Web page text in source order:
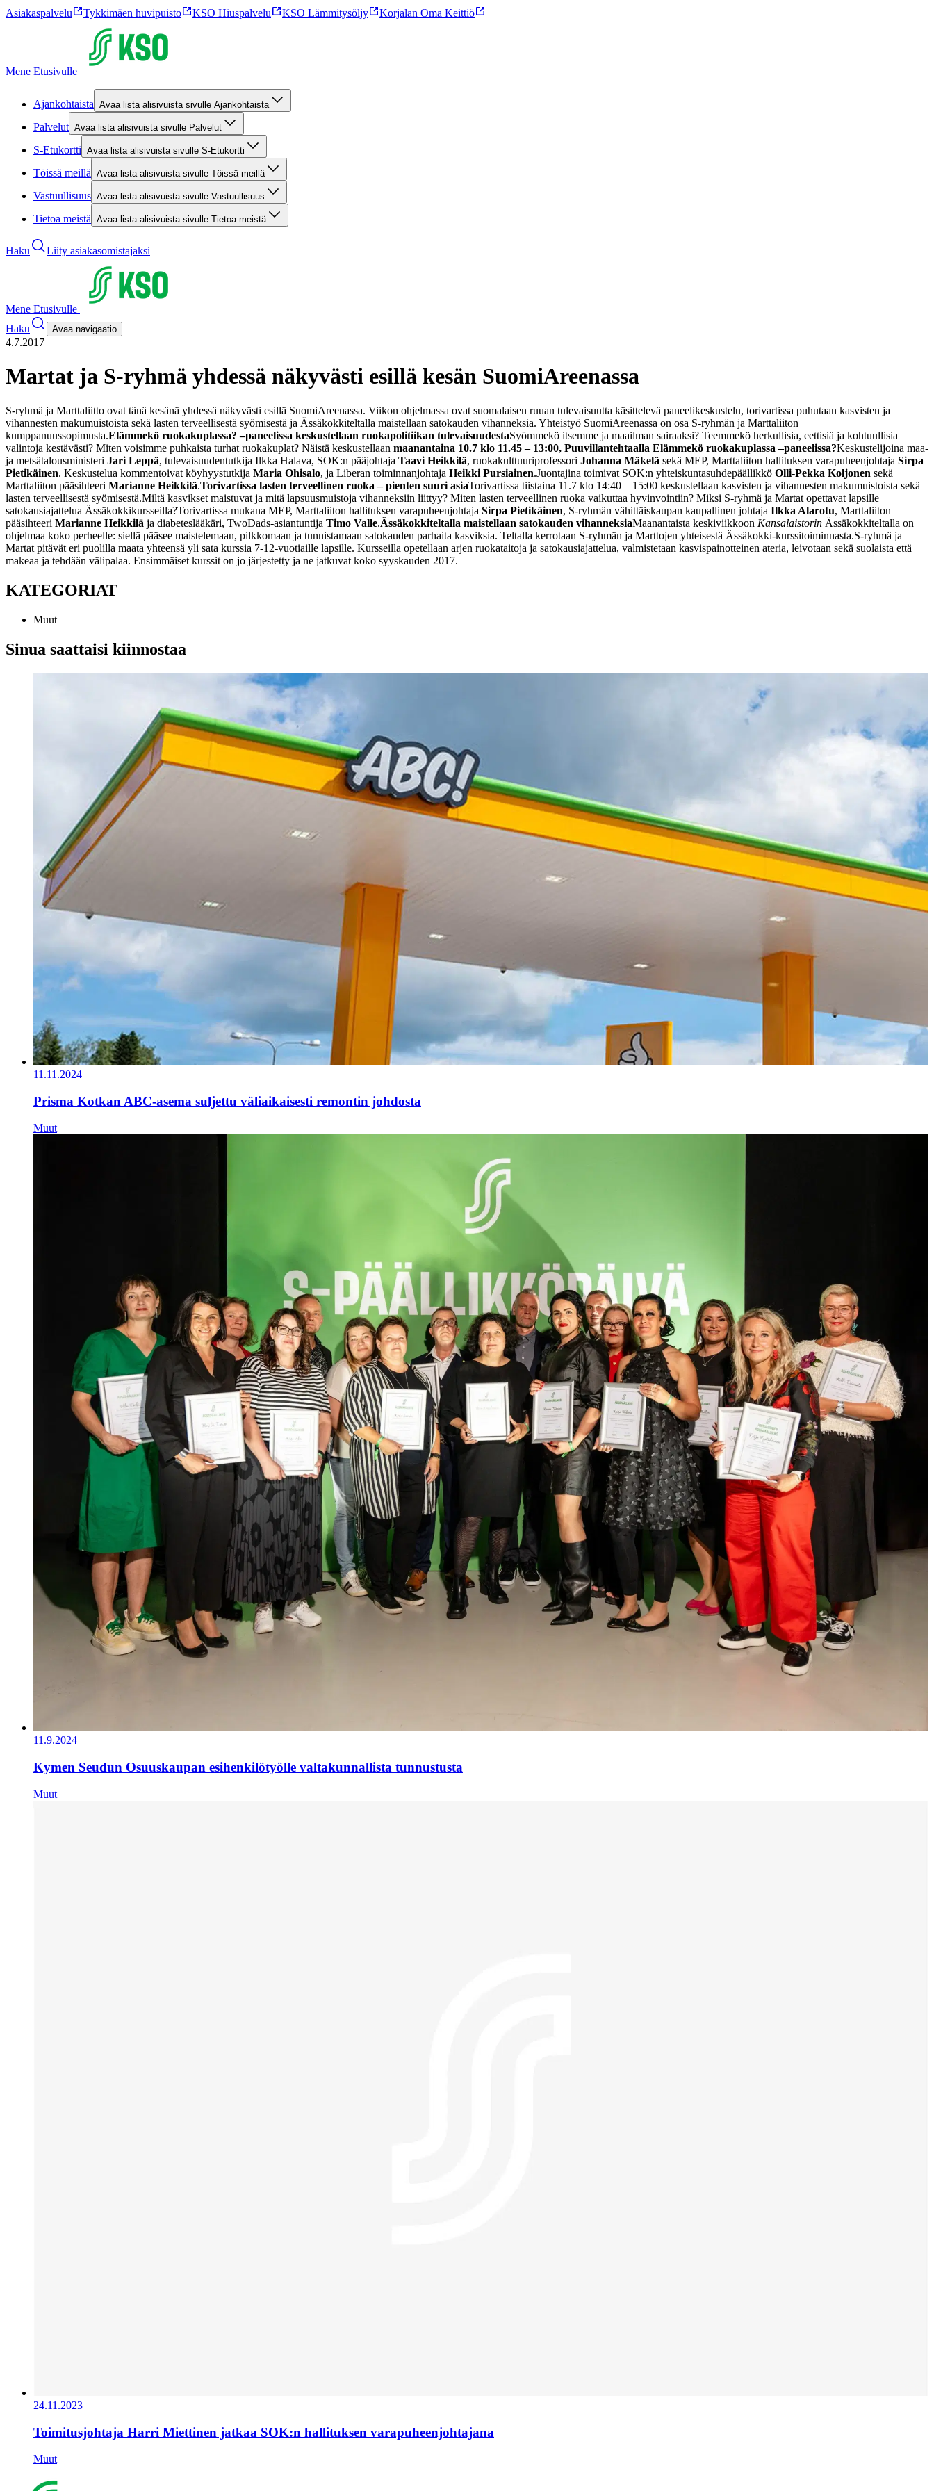
Asiakaspalvelu Tykkimäen huvipuisto KSO Hiuspalvelu KSO Lämmitysöljy Korjalan Oma Keittiö
Mene Etusivulle
Ajankohtaista Avaa lista alisivuista sivulle Ajankohtaista
Palvelut Avaa lista alisivuista sivulle Palvelut
S-Etukortti Avaa lista alisivuista sivulle S-Etukortti
Töissä meillä Avaa lista alisivuista sivulle Töissä meillä
Vastuullisuus Avaa lista alisivuista sivulle Vastuullisuus
Tietoa meistä Avaa lista alisivuista sivulle Tietoa meistä
Haku Liity asiakasomistajaksi
Mene Etusivulle
Haku
Avaa navigaatio
4.7.2017
Martat ja S-ryhmä yhdessä näkyvästi esillä kesän SuomiAreenassa
S-ryhmä ja Marttaliitto ovat tänä kesänä yhdessä näkyvästi esillä SuomiAreenassa. Viikon ohjelmassa ovat suomalaisen ruuan tulevaisuutta käsittelevä paneelikeskustelu, torivartissa puhutaan kasvisten ja
vihannesten makumuistoista sekä lasten terveellisestä syömisestä ja Ässäkokkiteltalla maistellaan satokauden vihanneksia. Yhteistyö SuomiAreenassa on osa S-ryhmän ja Marttaliiton
kumppanuussopimusta.Elämmekö ruokakuplassa? –paneelissa keskustellaan ruokapolitiikan tulevaisuudestaSyömmekö itsemme ja maailman sairaaksi? Teemmekö herkullisia, eettisiä ja kohtuullisia
valintoja kestävästi? Miten voisimme puhkaista turhat ruokakuplat? Näistä keskustellaan maanantaina 10.7 klo 11.45 – 13:00, Puuvillantehtaalla Elämmekö ruokakuplassa –paneelissa?Keskustelijoina maa-
ja metsätalousministeri Jari Leppä, tulevaisuudentutkija Ilkka Halava, SOK:n pääjohtaja Taavi Heikkilä, ruokakulttuuriprofessori Johanna Mäkelä sekä MEP, Marttaliiton hallituksen varapuheenjohtaja Sirpa
Pietikäinen. Keskustelua kommentoivat köyhyystutkija Maria Ohisalo, ja Liberan toiminnanjohtaja Heikki Pursiainen.Juontajina toimivat SOK:n yhteiskuntasuhdepäällikkö Olli-Pekka Koljonen sekä
Marttaliiton pääsihteeri Marianne Heikkilä.Torivartissa lasten terveellinen ruoka – pienten suuri asiaTorivartissa tiistaina 11.7 klo 14:40 – 15:00 keskustellaan kasvisten ja vihannesten makumuistoista sekä
lasten terveellisestä syömisestä.Miltä kasvikset maistuvat ja mitä lapsuusmuistoja vihanneksiin liittyy? Miten lasten terveellinen ruoka vaikuttaa hyvinvointiin? Miksi S-ryhmä ja Martat opettavat lapsille
satokausiajattelua Ässäkokkikursseilla?Torivartissa mukana MEP, Marttaliiton hallituksen varapuheenjohtaja Sirpa Pietikäinen, S-ryhmän vähittäiskaupan kaupallinen johtaja Ilkka Alarotu, Marttaliiton
pääsihteeri Marianne Heikkilä ja diabeteslääkäri, TwoDads-asiantuntija Timo Valle.Ässäkokkiteltalla maistellaan satokauden vihanneksiaMaanantaista keskiviikkoon Kansalaistorin Ässäkokkiteltalla on
ohjelmaa koko perheelle: siellä pääsee maistelemaan, pilkkomaan ja tunnistamaan satokauden parhaita kasviksia. Teltalla kerrotaan S-ryhmän ja Marttojen yhteisestä Ässäkokki-kurssitoiminnasta.S-ryhmä ja
Martat pitävät eri puolilla maata yhteensä yli sata kurssia 7-12-vuotiaille lapsille. Kursseilla opetellaan arjen ruokataitoja ja satokausiajattelua, valmistetaan kasvispainotteinen ateria, leivotaan sekä suolaista että
makeaa ja tehdään välipalaa. Ensimmäiset kurssit on jo järjestetty ja ne jatkuvat koko syyskauden 2017.
KATEGORIAT
Muut
Sinua saattaisi kiinnostaa
11.11.2024
Prisma Kotkan ABC-asema suljettu väliaikaisesti remontin johdosta
Muut
11.9.2024
Kymen Seudun Osuuskaupan esihenkilötyölle valtakunnallista tunnustusta
Muut
24.11.2023
Toimitusjohtaja Harri Miettinen jatkaa SOK:n hallituksen varapuheenjohtajana
Muut